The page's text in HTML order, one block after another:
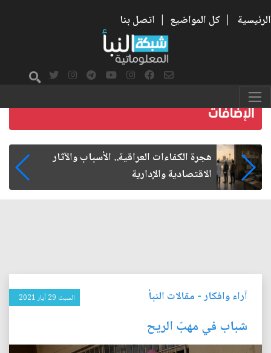
الرئيسية | كل المواضيع | اتصل بنا
هجرة الكفاءات العراقية.. الأسباب والآثار
الاقتصادية والإدارية
آراء وافكار- مقالات النبأ السبت 29 آيار 2021
شباب في مهبّ الريح